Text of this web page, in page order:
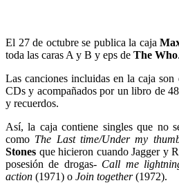
El 27 de octubre se publica la caja
toda las caras A y B y eps de The Who.
Las canciones incluidas en la caja
CDs y acompañados por un libro de
y recuerdos.
Así, la caja contiene singles que no
como The Last time/Under my
Stones que hicieron cuando Jagger y
posesión de drogas- Call me
action (1971) o Join together(1972).